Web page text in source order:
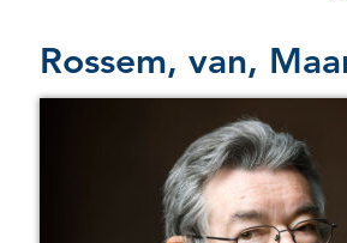
Rossem, van,